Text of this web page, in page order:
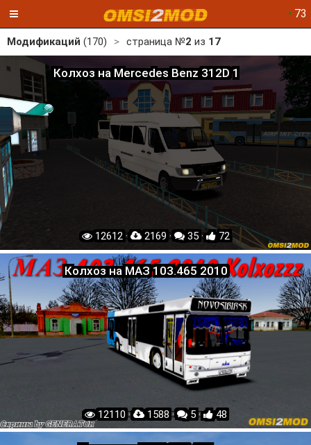
• 73
Модификаций (170) > страница №2 из 17
Колхоз на Mercedes Benz 312D 1
12612 · 2169 · 35 · 72
Колхоз на МАЗ 103.465 2010
12110 · 1588 · 5 · 48